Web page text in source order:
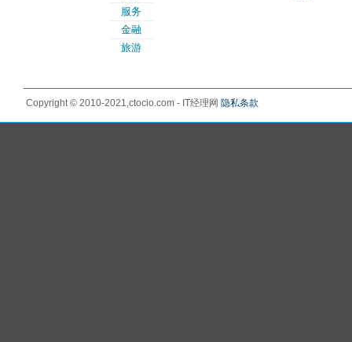
服务
金融
旅游
Copyright © 2010-2021,ctocio.com - IT经理网 隐私条款